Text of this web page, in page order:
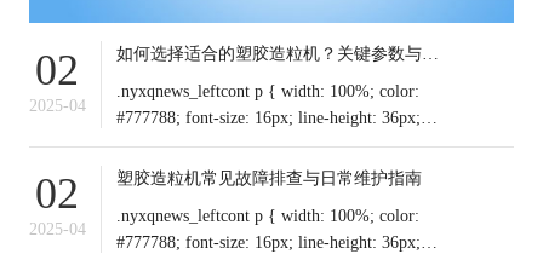
02
2025-04
如何选择适合的塑胶造粒机？关键参数与行业应用解析
.nyxqnews_leftcont p { width: 100%; color:
#777788; font-size: 16px; line-height: 36px;
text-indent: 0em !important; mar
02
2025-04
塑胶造粒机常见故障排查与日常维护指南
.nyxqnews_leftcont p { width: 100%; color:
#777788; font-size: 16px; line-height: 36px;